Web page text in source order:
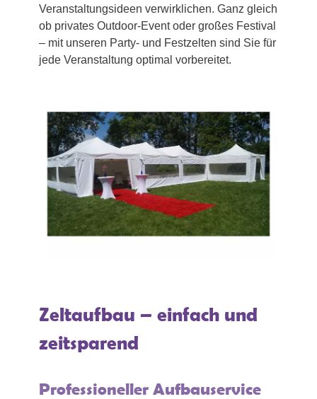
Veranstaltungsideen verwirklichen. Ganz gleich
ob privates Outdoor-Event oder großes Festival
– mit unseren Party- und Festzelten sind Sie für
jede Veranstaltung optimal vorbereitet.
Zeltaufbau – einfach und
zeitsparend
Professioneller Aufbauservice